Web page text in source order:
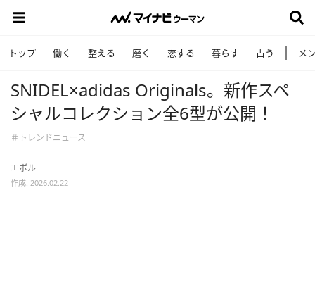
トップ 働く 整える 磨く 恋する 暮らす 占う メ
SNIDEL×adidas Originals。新作スペ
シャルコレクション全6型が公開！
＃トレンドニュース
エボル
作成: 2026.02.22